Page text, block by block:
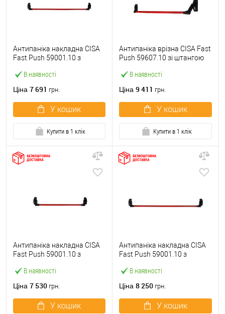
В наявності
Антипаніка накладна CISA
Fast Push 59001.10 з
мм червона
Ціна 7 691 грн.
У кошик
Купити в 1 клік
В наявності
Антипаніка врізна CISA Fast
Push 59607.10 зі штангою
Ціна 9 411 грн.
У кошик
Купити в 1 клік
В наявності
Антипаніка накладна CISA
Fast Push 59001.10 з
червона
Ціна 7 530 грн.
У кошик
В наявності
Антипаніка накладна CISA
Fast Push 59001.10 з
мм червона
Ціна 8 250 грн.
У кошик